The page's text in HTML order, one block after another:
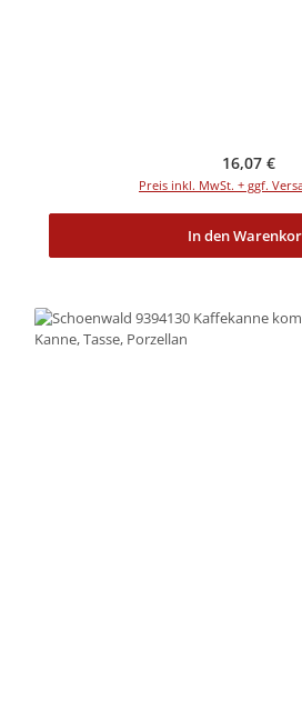
Regulärer
16,07 €
Preis inkl. MwSt. + ggf.
In den